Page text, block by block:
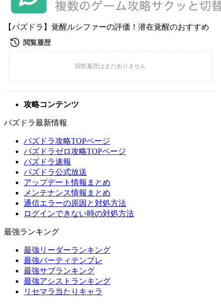
【パズドラ】覚醒ルシファーの評価！潜在覚醒のおすすめ
攻略コンテンツ
パズドラ最新情報
パズドラ攻略TOPページ
パズドラゼロ攻略TOPページ
パズドラ速報
パズドラ公式放送
アップデート情報まとめ
メンテナンス情報まとめ
通信エラーの原因と対処方法
ログインできない時の対処方法
最強ランキング
最強リーダーランキング
最強パーティテンプレ
最強サブランキング
最強アシストランキング
リセマラ当たりキャラ